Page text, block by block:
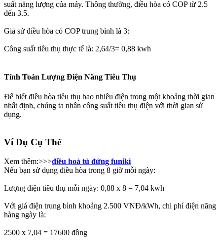
suất năng lượng của máy. Thông thường, điều hòa có COP từ 2.5
đến 3.5.
Giả sử điều hòa có COP trung bình là 3:
Công suất tiêu thụ thực tế là: 2,64/3= 0,88 kwh
Tính Toán Lượng Điện Năng Tiêu Thụ
Để biết điều hòa tiêu thụ bao nhiêu điện trong một khoảng thời gian
nhất định, chúng ta nhân công suất tiêu thụ điện với thời gian sử
dụng.
Ví Dụ Cụ Thể​
Xem thêm:>>>điều hoà tủ đứng funiki
Nếu bạn sử dụng điều hòa trong 8 giờ mỗi ngày:
Lượng điện tiêu thụ mỗi ngày: 0,88 x 8 = 7,04 kwh
Với giá điện trung bình khoảng 2.500 VNĐ/kWh, chi phí điện năng
hàng ngày là:
2500 x 7,04 = 17600 đồng